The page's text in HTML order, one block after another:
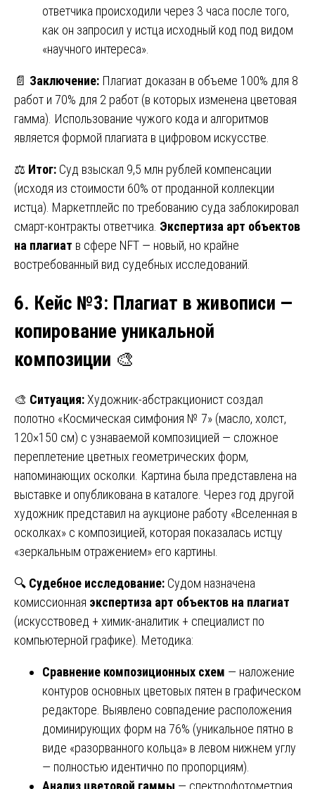
ответчика происходили через 3 часа после того,
как он запросил у истца исходный код под видом
«научного интереса».
📄 Заключение: Плагиат доказан в объеме 100% для 8
работ и 70% для 2 работ (в которых изменена цветовая
гамма). Использование чужого кода и алгоритмов
является формой плагиата в цифровом искусстве.
⚖️ Итог: Суд взыскал 9,5 млн рублей компенсации
(исходя из стоимости 60% от проданной коллекции
истца). Маркетплейс по требованию суда заблокировал
смарт-контракты ответчика. Экспертиза арт объектов
на плагиат в сфере NFT — новый, но крайне
востребованный вид судебных исследований.
6. Кейс №3: Плагиат в живописи —
копирование уникальной
композиции 🎨
🎨 Ситуация: Художник-абстракционист создал
полотно «Космическая симфония № 7» (масло, холст,
120×150 см) с узнаваемой композицией — сложное
переплетение цветных геометрических форм,
напоминающих осколки. Картина была представлена на
выставке и опубликована в каталоге. Через год другой
художник представил на аукционе работу «Вселенная в
осколках» с композицией, которая показалась истцу
«зеркальным отражением» его картины.
🔍 Судебное исследование: Судом назначена
комиссионная экспертиза арт объектов на плагиат
(искусствовед + химик-аналитик + специалист по
компьютерной графике). Методика:
Сравнение композиционных схем — наложение
контуров основных цветовых пятен в графическом
редакторе. Выявлено совпадение расположения
доминирующих форм на 76% (уникальное пятно в
виде «разорванного кольца» в левом нижнем углу
— полностью идентично по пропорциям).
Анализ цветовой гаммы — спектрофотометрия